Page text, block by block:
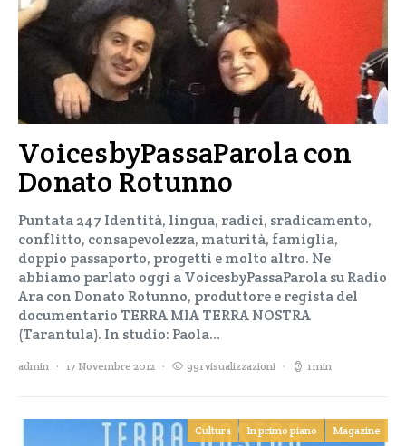
VoicesbyPassaParola con
Donato Rotunno
Puntata 247 Identità, lingua, radici, sradicamento,
conflitto, consapevolezza, maturità, famiglia,
doppio passaporto, progetti e molto altro. Ne
abbiamo parlato oggi a VoicesbyPassaParola su Radio
Ara con Donato Rotunno, produttore e regista del
documentario TERRA MIA TERRA NOSTRA
(Tarantula). In studio: Paola…
admin 17 Novembre 2012 991 visualizzazioni 1 min
Cultura In primo piano Magazine